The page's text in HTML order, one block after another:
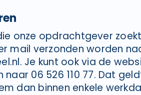
onze opdrachtgever
mail verzonden worden
Je kunt ook via de
naar 06 526 110 77. Dat
dan binnen enkele